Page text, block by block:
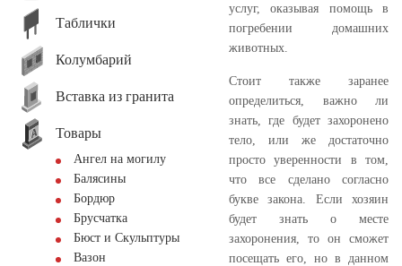
Таблички
Колумбарий
Вставка из гранита
Товары
Ангел на могилу
Балясины
Бордюр
Брусчатка
Бюст и Скульптуры
Вазон
услуг, оказывая помощь в
погребении домашних
животных.
Стоит также заранее
определиться, важно ли
знать, где будет захоронено
тело, или же достаточно
просто уверенности в том,
что все сделано согласно
букве закона. Если хозяин
будет знать о месте
захоронения, то он сможет
посещать его, но в данном